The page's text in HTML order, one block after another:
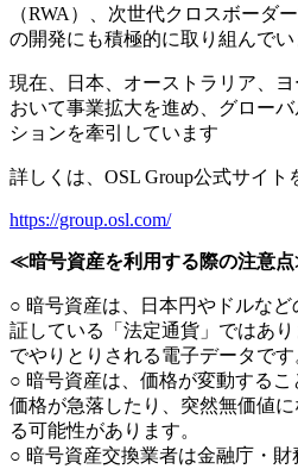
（RWA）、次世代クロスボーダ
の開発にも積極的に取り組んでい
現在、日本、オーストラリア、
おいて事業拡大を進め、グロー
ションを牽引しています
詳しくは、OSL Group公式サイト
https://group.osl.com/
≪暗号資産を利用する際の注意
○ 暗号資産は、日本円やドルな
証している「法定通貨」ではあ
でやりとりされる電子データです
○ 暗号資産は、価格が変動する
価格が急落したり、突然無価値
る可能性があります。
○ 暗号資産交換業者は金融庁・財